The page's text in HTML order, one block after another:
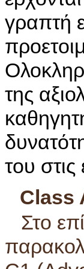
γραπτή
της
του στις
Class
Στο